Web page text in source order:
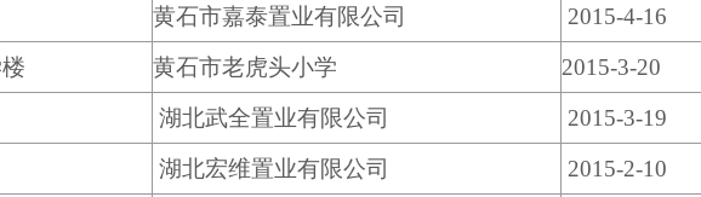
黄石市嘉泰置业有限公司 2015-4-16
黄石市老虎头小学 2015-3-20
湖北武全置业有限公司 2015-3-19
湖北宏维置业有限公司 2015-2-10